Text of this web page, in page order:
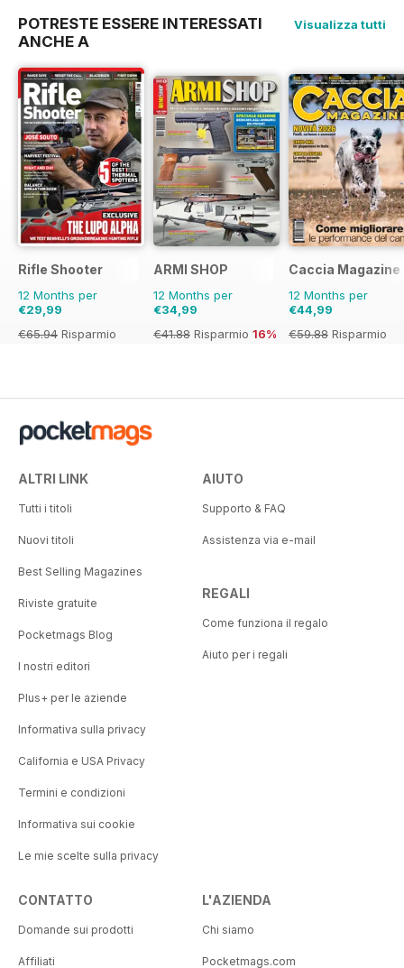
POTRESTE ESSERE INTERESSATI
ANCHE A
Visualizza tutti
Rifle Shooter
12 Months per
€29,99
€65.94 Risparmio
ARMI SHOP
12 Months per
€34,99
€41.88 Risparmio 16%
Caccia Magazine
12 Months per
€44,99
€59.88 Risparmio
ALTRI LINK
Tutti i titoli
Nuovi titoli
Best Selling Magazines
Riviste gratuite
Pocketmags Blog
I nostri editori
Plus+ per le aziende
Informativa sulla privacy
California e USA Privacy
Termini e condizioni
Informativa sui cookie
Le mie scelte sulla privacy
AIUTO
Supporto & FAQ
Assistenza via e-mail
REGALI
Come funziona il regalo
Aiuto per i regali
CONTATTO
Domande sui prodotti
Affiliati
L'AZIENDA
Chi siamo
Pocketmags.com